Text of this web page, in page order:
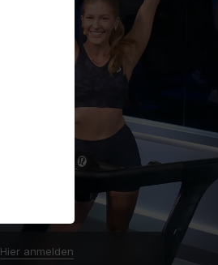
Hier anmelden